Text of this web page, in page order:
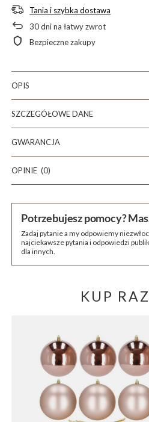
Tania i szybka dostawa
30dni na łatwy zwrot
Bezpieczne zakupy
OPIS
SZCZEGÓŁOWE DANE
GWARANCJA
OPINIE (0)
Potrzebujesz pomocy?
Zadaj pytanie a my odpowiemy
najciekawsze pytania i odpowiedzi
dla innych.
KUP